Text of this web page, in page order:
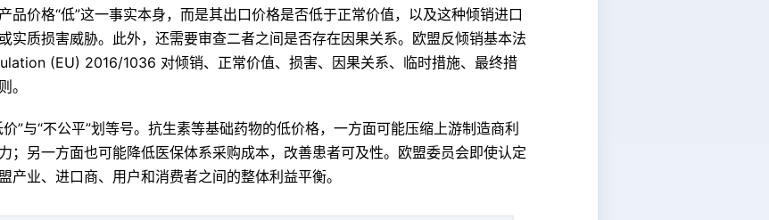
品价格“低”这一事实本身，而是其出口价格是否低于正常价值，以及这种倾销进口
实质损害威胁。此外，还需要审查二者之间是否存在因果关系。欧盟反倾销基本法
(EU) 2016/1036 对倾销、正常价值、损害、因果关系、临时措施、最终措
。
”与“不公平”划等号。抗生素等基础药物的低价格，一方面可能压缩上游制造商利
；另一方面也可能降低医保体系采购成本，改善患者可及性。欧盟委员会即使认定
产业、进口商、用户和消费者之间的整体利益平衡。